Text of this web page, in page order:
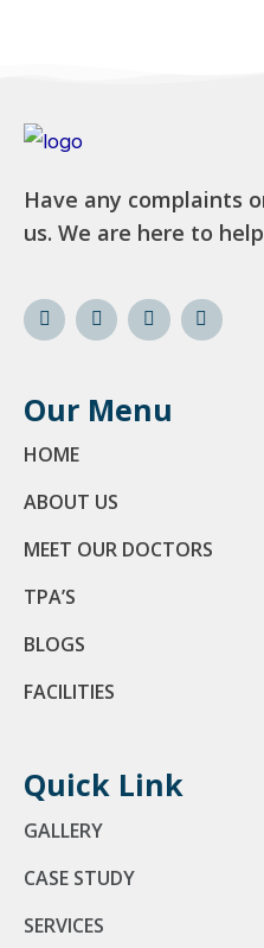
Have any complaints
us. We are here to
Our Menu
HOME
ABOUT US
MEET OUR DOCTORS
TPA’S
BLOGS
FACILITIES
Quick Link
GALLERY
CASE STUDY
SERVICES